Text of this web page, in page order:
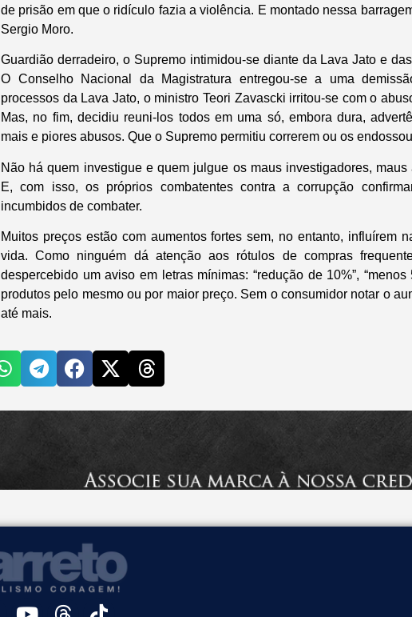
de prisão em que o ridículo fazia a violência. E montado nessa
Sergio Moro.
Guardião derradeiro, o Supremo intimidou-se diante da Lava Jato e
O Conselho Nacional da Magistratura entregou-se a uma
processos da Lava Jato, o ministro Teori Zavascki irritou-se com o
Mas, no fim, decidiu reuni-los todos em uma só, embora dura,
mais e piores abusos. Que o Supremo permitiu correrem ou os
Não há quem investigue e quem julgue os maus investigadores,
E, com isso, os próprios combatentes contra a corrupção
incumbidos de combater.
Muitos preços estão com aumentos fortes sem, no entanto, influírem
vida. Como ninguém dá atenção aos rótulos de compras
despercebido um aviso em letras mínimas: “redução de 10%”, “menos
produtos pelo mesmo ou por maior preço. Sem o consumidor notar o
até mais.